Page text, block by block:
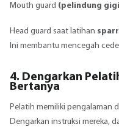
Mouth guard (pelindung
Head guard saat latihan
Ini membantu mencegah
4. Dengarkan
Bertanya
Pelatih memiliki pengalaman
Dengarkan instruksi mereka,